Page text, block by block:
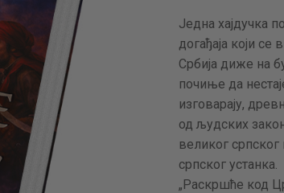
АУТОРИ
АКТУЕЛНОСТИ
ЦЕНОВНИК
ПИСМО
Једна хајдучка
догађаја који
Србија диже на
почиње да
изговарају,
од људских
великог
српског устанка.
„Раскршће код